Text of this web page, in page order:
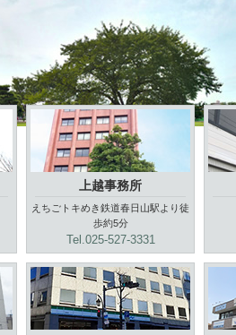
上越事務所
えちごトキめき鉄道春日山駅より徒
歩約5分
Tel.025-527-3331